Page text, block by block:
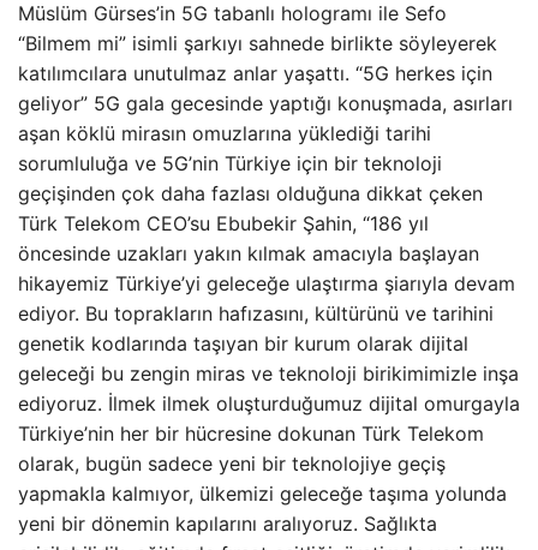
Müslüm Gürses’in 5G tabanlı hologramı ile Sefo
“Bilmem mi” isimli şarkıyı sahnede birlikte söyleyerek
katılımcılara unutulmaz anlar yaşattı. “5G herkes için
geliyor” 5G gala gecesinde yaptığı konuşmada, asırları
aşan köklü mirasın omuzlarına yüklediği tarihi
sorumluluğa ve 5G’nin Türkiye için bir teknoloji
geçişinden çok daha fazlası olduğuna dikkat çeken
Türk Telekom CEO’su Ebubekir Şahin, “186 yıl
öncesinde uzakları yakın kılmak amacıyla başlayan
hikayemiz Türkiye’yi geleceğe ulaştırma şiarıyla devam
ediyor. Bu toprakların hafızasını, kültürünü ve tarihini
genetik kodlarında taşıyan bir kurum olarak dijital
geleceği bu zengin miras ve teknoloji birikimimizle inşa
ediyoruz. İlmek ilmek oluşturduğumuz dijital omurgayla
Türkiye’nin her bir hücresine dokunan Türk Telekom
olarak, bugün sadece yeni bir teknolojiye geçiş
yapmakla kalmıyor, ülkemizi geleceğe taşıma yolunda
yeni bir dönemin kapılarını aralıyoruz. Sağlıkta